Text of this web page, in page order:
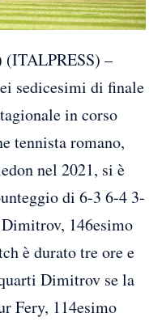
–
sedicesimi di finale
in corso
tennista romano,
nel 2021, si è
di 6-3 6-4 3-
146esimo
è durato tre ore e
Dimitrov se la
Fery, 114esimo